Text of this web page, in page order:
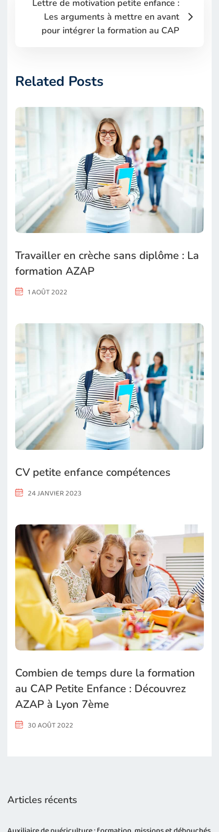
Lettre de motivation petite enfance :
Les arguments à mettre en avant
pour intégrer la formation au CAP
Related Posts
Travailler en crèche sans diplôme : La
formation AZAP
1 AOÛT 2022
CV petite enfance compétences
24 JANVIER 2023
Combien de temps dure la formation
au CAP Petite Enfance : Découvrez
AZAP à Lyon 7ème
30 AOÛT 2022
Articles récents